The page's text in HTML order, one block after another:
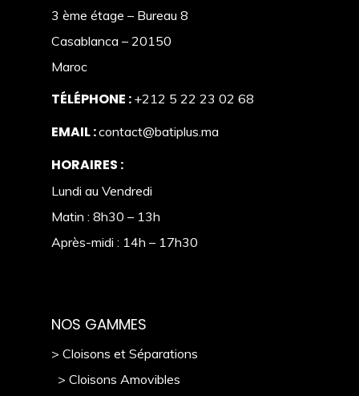
3 ème étage – Bureau 8
Casablanca – 20150
Maroc
TÉLÉPHONE : +212 5 22 23 02 68
EMAIL :contact@batiplus.ma
HORAIRES :
Lundi au Vendredi
Matin : 8h30 – 13h
Après-midi : 14h – 17h30
NOS GAMMES
> Cloisons et Séparations
> Cloisons Amovibles